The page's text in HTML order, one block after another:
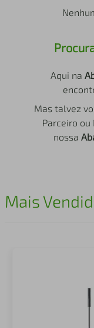
Aqui na
Mas talvez
Parceiro ou
nossa
Mais